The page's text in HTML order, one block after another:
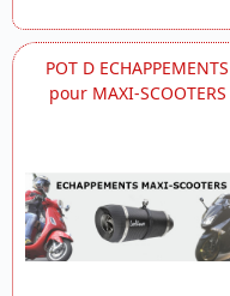
POT D ECHAPPEMENTS
pour MAXI-SCOOTERS